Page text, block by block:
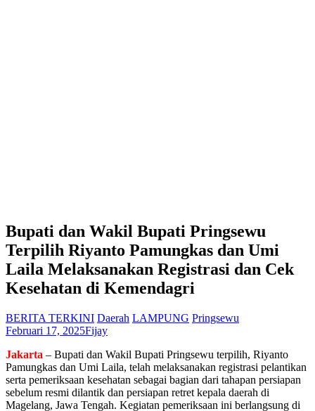
Bupati dan Wakil Bupati Pringsewu
Terpilih Riyanto Pamungkas dan Umi
Laila Melaksanakan Registrasi dan Cek
Kesehatan di Kemendagri
BERITA TERKINI Daerah LAMPUNG Pringsewu
Februari 17, 2025Fijay
Jakarta – Bupati dan Wakil Bupati Pringsewu terpilih, Riyanto
Pamungkas dan Umi Laila, telah melaksanakan registrasi pelantikan
serta pemeriksaan kesehatan sebagai bagian dari tahapan persiapan
sebelum resmi dilantik dan persiapan retret kepala daerah di
Magelang, Jawa Tengah. Kegiatan pemeriksaan ini berlangsung di